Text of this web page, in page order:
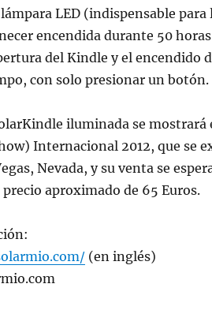
LED (indispensable
encendida durante 50
del Kindle y el encendido
con solo presionar un botón.
iluminada se mostrará
Internacional 2012, que se
Nevada, y su venta se
aproximado de 65 Euros.
(en inglés)